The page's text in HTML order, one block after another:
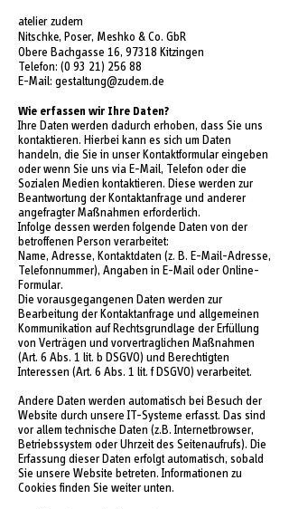
atelier zudem
Nitschke, Poser, Meshko & Co. GbR
Obere Bachgasse 16, 97318 Kitzingen
Telefon: (0 93 21) 256 88
E-Mail: gestaltung@zudem.de
Wie erfassen wir Ihre Daten?
Ihre Daten werden dadurch erhoben, dass Sie uns
kontaktieren. Hierbei kann es sich um Daten
handeln, die Sie in unser Kontaktformular eingeben
oder wenn Sie uns via E-Mail, Telefon oder die
Sozialen Medien kontaktieren. Diese werden zur
Beantwortung der Kontaktanfrage und anderer
angefragter Maßnahmen erforderlich.
Infolge dessen werden folgende Daten von der
betroffenen Person verarbeitet:
Name, Adresse, Kontaktdaten (z. B. E-Mail-Adresse,
Telefonnummer), Angaben in E-Mail oder Online-
Formular.
Die vorausgegangenen Daten werden zur
Bearbeitung der Kontaktanfrage und allgemeinen
Kommunikation auf Rechtsgrundlage der Erfüllung
von Verträgen und vorvertraglichen Maßnahmen
(Art. 6 Abs. 1 lit. b DSGVO) und Berechtigten
Interessen (Art. 6 Abs. 1 lit. f DSGVO) verarbeitet.
Andere Daten werden automatisch bei Besuch der
Website durch unsere IT-Systeme erfasst. Das sind
vor allem technische Daten (z.B. Internetbrowser,
Betriebssystem oder Uhrzeit des Seitenaufrufs). Die
Erfassung dieser Daten erfolgt automatisch, sobald
Sie unsere Website betreten. Informationen zu
Cookies finden Sie weiter unten.